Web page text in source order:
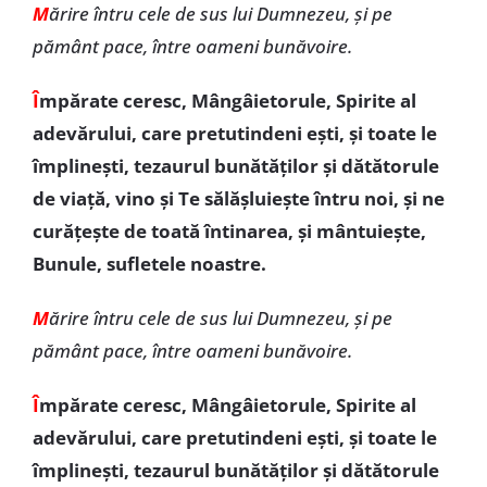
Mărire întru cele de sus lui Dumnezeu, şi pe
pământ pace, între oameni bunăvoire.
Împărate ceresc, Mângâietorule, Spirite al
adevărului, care pretutindeni eşti, şi toate le
împlineşti, tezaurul bunătăţilor şi dătătorule
de viaţă, vino şi Te sălășluiește întru noi, și ne
curăţeşte de toată întinarea, şi mântuieşte,
Bunule, sufletele noastre.
Mărire întru cele de sus lui Dumnezeu, şi pe
pământ pace, între oameni bunăvoire.
Împărate ceresc, Mângâietorule, Spirite al
adevărului, care pretutindeni eşti, şi toate le
împlineşti, tezaurul bunătăţilor şi dătătorule